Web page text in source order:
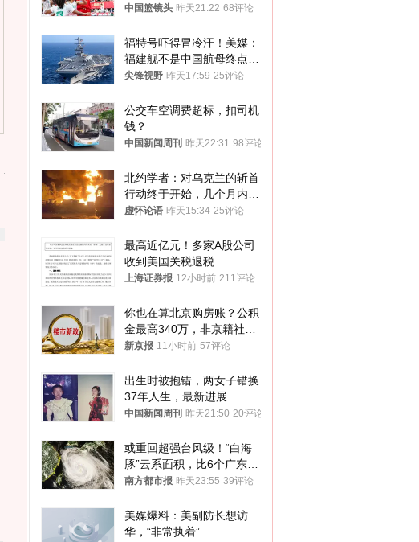
亚
中国篮镜头 昨天21:22 68评论
福特号吓得冒冷汗！美媒：
福建舰不是中国航母终点，
而是新起点！
尖锋视野 昨天17:59 25评论
公交车空调费超标，扣司机
钱？
中国新闻周刊 昨天22:31 98评论
北约学者：对乌克兰的斩首
行动终于开始，几个月内乌
将投降
虚怀论语 昨天15:34 25评论
最高近亿元！多家A股公司
收到美国关税退税
上海证券报 12小时前 211评论
你也在算北京购房账？公积
金最高340万，非京籍社保
1年
新京报 11小时前 57评论
出生时被抱错，两女子错换
37年人生，最新进展
中国新闻周刊 昨天21:50 20评论
或重回超强台风级！“白海
豚”云系面积，比6个广东还
大！深圳官方：注意这件事
南方都市报 昨天23:55 39评论
美媒爆料：美副防长想访
华，“非常执着”